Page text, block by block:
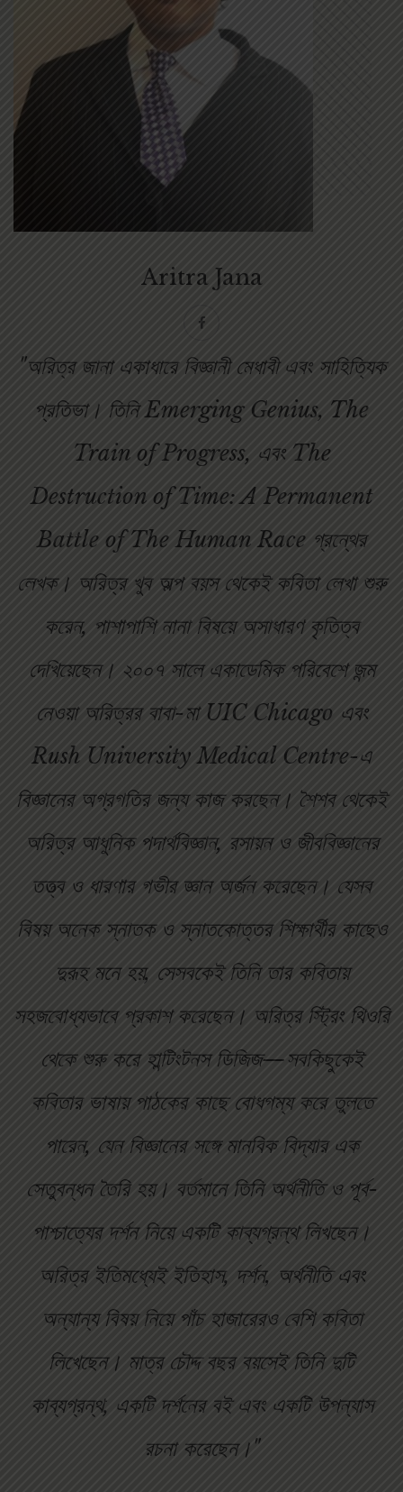
Aritra Jana
"অরিত্র জানা একাধারে বিজ্ঞানী মেধাবী এবং সাহিত্যিক
প্রতিভা। তিনি Emerging Genius, The
Train of Progress, এবং The
Destruction of Time: A Permanent
Battle of The Human Race গ্রন্থের
লেখক। অরিত্র খুব অল্প বয়স থেকেই কবিতা লেখা শুরু
করেন, পাশাপাশি নানা বিষয়ে অসাধারণ কৃতিত্ব
দেখিয়েছেন। ২০০৭ সালে একাডেমিক পরিবেশে জন্ম
নেওয়া অরিত্রর বাবা-মা UIC Chicago এবং
Rush University Medical Centre-এ
বিজ্ঞানের অগ্রগতির জন্য কাজ করছেন। শৈশব থেকেই
অরিত্র আধুনিক পদার্থবিজ্ঞান, রসায়ন ও জীববিজ্ঞানের
তত্ত্ব ও ধারণার গভীর জ্ঞান অর্জন করেছেন। যেসব
বিষয় অনেক স্নাতক ও স্নাতকোত্তর শিক্ষার্থীর কাছেও
দুরূহ মনে হয়, সেসবকেই তিনি তার কবিতায়
সহজবোধ্যভাবে প্রকাশ করেছেন। অরিত্র স্ট্রিং থিওরি
থেকে শুরু করে হান্টিংটনস ডিজিজ—সবকিছুকেই
কবিতার ভাষায় পাঠকের কাছে বোধগম্য করে তুলতে
পারেন, যেন বিজ্ঞানের সঙ্গে মানবিক বিদ্যার এক
সেতুবন্ধন তৈরি হয়। বর্তমানে তিনি অর্থনীতি ও পূর্ব-
পাশ্চাত্যের দর্শন নিয়ে একটি কাব্যগ্রন্থ লিখছেন।
অরিত্র ইতিমধ্যেই ইতিহাস, দর্শন, অর্থনীতি এবং
অন্যান্য বিষয় নিয়ে পাঁচ হাজারেরও বেশি কবিতা
লিখেছেন। মাত্র চৌদ্দ বছর বয়সেই তিনি দুটি
কাব্যগ্রন্থ, একটি দর্শনের বই এবং একটি উপন্যাস
রচনা করেছেন।"